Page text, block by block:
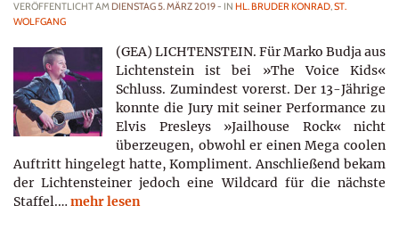
VERÖFFENTLICHT AM DIENSTAG 5. MÄRZ 2019- IN HL. BRUDER KONRAD,ST.
WOLFGANG
(GEA) LICHTENSTEIN. Für Marko Budja aus
Lichtenstein ist bei »The Voice Kids«
Schluss. Zumindest vorerst. Der 13-Jährige
konnte die Jury mit seiner Performance zu
Elvis Presleys »Jailhouse Rock« nicht
überzeugen, obwohl er einen Mega coolen
Auftritt hingelegt hatte, Kompliment. Anschließend bekam
der Lichtensteiner jedoch eine Wildcard für die nächste
Staffel.… mehr lesen